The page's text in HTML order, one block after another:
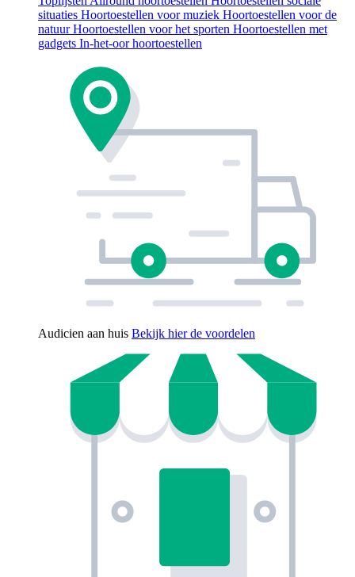
situaties Hoortoestellen voor muziek Hoortoestellen voor de
natuurHoortoestellen voor het sporten Hoortoestellen met
gadgets In-het-oor hoortoestellen
Audicien aan huis Bekijk hier de voordelen